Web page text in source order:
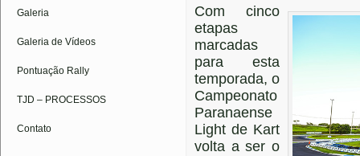
Galeria
Galeria de Vídeos
Pontuação Rally
TJD – PROCESSOS
Contato
Com cinco
etapas
marcadas
para esta
temporada, o
Campeonato
Paranaense
Light de Kart
volta a ser o